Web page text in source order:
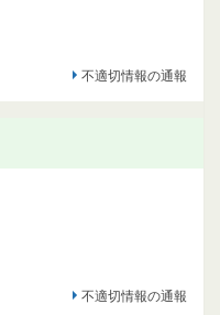
不適切情報の通報
不適切情報の通報